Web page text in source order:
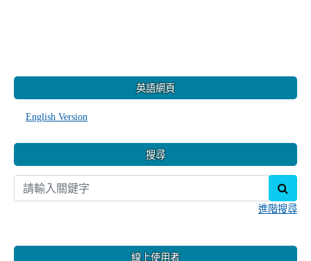
英語網頁
English Version
搜尋
進階搜尋
線上使用者